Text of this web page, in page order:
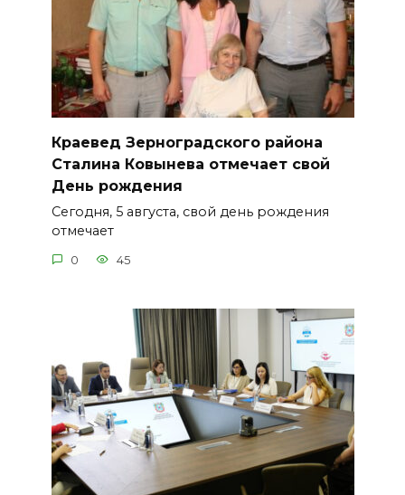
Краевед Зерноградского района
Сталина Ковынева отмечает свой
День рождения
Сегодня, 5 августа, свой день рождения
отмечает
0 45